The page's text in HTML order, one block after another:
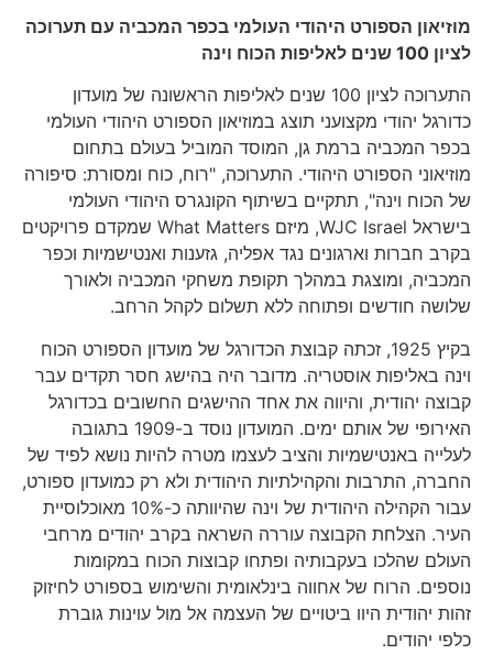
מוזיאון הספורט היהודי העולמי בכפר המכביה עם תערוכה
לציון 100 שנים לאליפות הכוח וינה
התערוכה לציון 100 שנים לאליפות הראשונה של מועדון
כדורגל יהודי מקצועני תוצג במוזיאון הספורט היהודי העולמי
בכפר המכביה ברמת גן, המוסד המוביל בעולם בתחום
מוזיאוני הספורט היהודי. התערוכה, "רוח, כוח ומסורת: סיפורה
של הכוח וינה", תתקיים בשיתוף הקונגרס היהודי העולמי
בישראל WJC Israel, מיזם What Matters שמקדם פרויקטים
בקרב חברות וארגונים נגד אפליה, גזענות ואנטישמיות וכפר
המכביה, ומוצגת במהלך תקופת משחקי המכביה ולאורך
שלושה חודשים ופתוחה ללא תשלום לקהל הרחב.
בקיץ 1925, זכתה קבוצת הכדורגל של מועדון הספורט הכוח
וינה באליפות אוסטריה. מדובר היה בהישג חסר תקדים עבר
קבוצה יהודית, והיווה את אחד ההישגים החשובים בכדורגל
האירופי של אותם ימים. המועדון נוסד ב-1909 בתגובה
לעלייה באנטישמיות והציב לעצמו מטרה להיות נושא לפיד של
החברה, התרבות והקהילתיות היהודית ולא רק כמועדון ספורט,
עבור הקהילה היהודית של וינה שהיוותה כ-10% מאוכלוסיית
העיר. הצלחת הקבוצה עוררה השראה בקרב יהודים מרחבי
העולם שהלכו בעקבותיה ופתחו קבוצות הכוח במקומות
נוספים. הרוח של אחווה בינלאומית והשימוש בספורט לחיזוק
זהות יהודית היוו ביטויים של העצמה אל מול עוינות גוברת
כלפי יהודים.